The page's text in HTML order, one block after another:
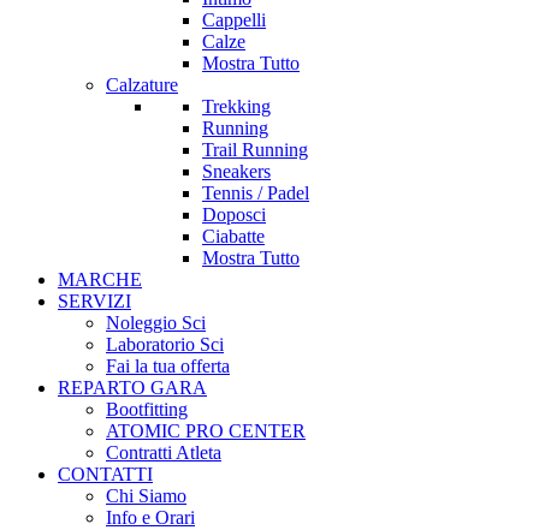
Cappelli
Calze
Mostra Tutto
Calzature
Trekking
Running
Trail Running
Sneakers
Tennis / Padel
Doposci
Ciabatte
Mostra Tutto
MARCHE
SERVIZI
Noleggio Sci
Laboratorio Sci
Fai la tua offerta
REPARTO GARA
Bootfitting
ATOMIC PRO CENTER
Contratti Atleta
CONTATTI
Chi Siamo
Info e Orari